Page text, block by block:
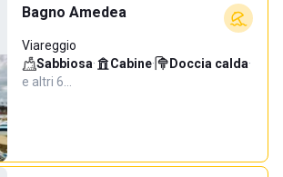
Bagno Amedea
Viareggio
Sabbiosa· Cabine· Doccia calda·
e altri 6…